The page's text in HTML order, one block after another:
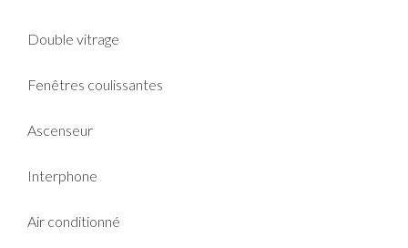
Double vitrage
Fenêtres coulissantes
Ascenseur
Interphone
Air conditionné